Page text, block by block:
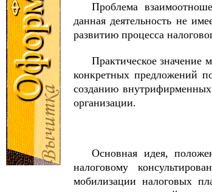
Проблема
данная деятельность не
развитию процесса
Практическое
конкретных предложений
созданию
организации.
Основная идея,
налоговому
мобилизации налоговых